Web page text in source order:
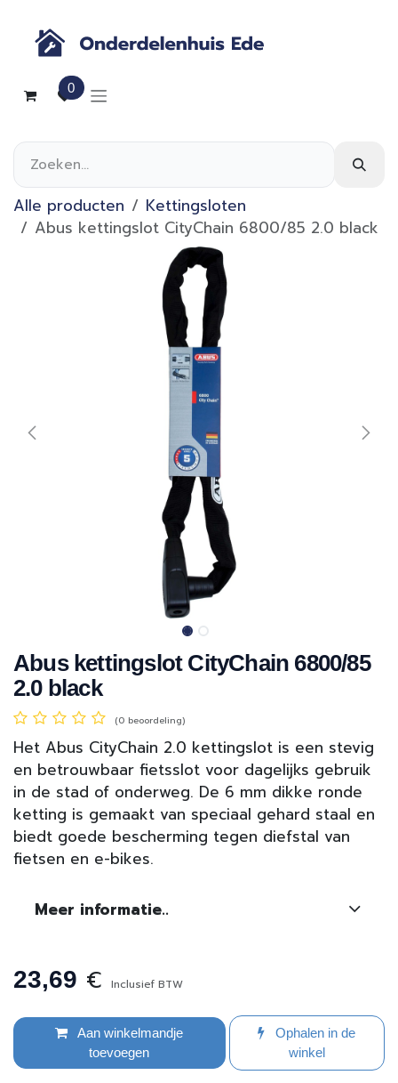
0
Alle producten
Kettingsloten
Abus kettingslot CityChain 6800/85 2.0 black
Abus kettingslot CityChain 6800/85
2.0 black
(0 beoordeling)
Het Abus CityChain 2.0 kettingslot is een stevig
en betrouwbaar fietsslot voor dagelijks gebruik
in de stad of onderweg. De 6 mm dikke ronde
ketting is gemaakt van speciaal gehard staal en
biedt goede bescherming tegen diefstal van
fietsen en e-bikes.
Meer informatie..
23,69 € Inclusief BTW
Aan winkelmandje
toevoegen
Ophalen in de
winkel